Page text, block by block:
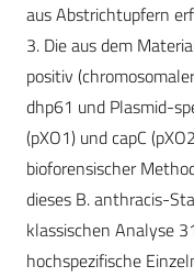
aus Abstrichtupfern
3. Die aus dem
positiv
dhp61 und Plasmid-
(pXO1) und capC
bioforensischer
dieses B. anthracis-
klassischen Analyse
hochspezifische